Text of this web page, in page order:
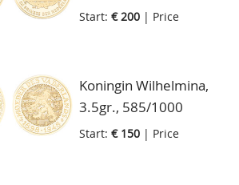
Start: € 200 | Price
Koningin Wilhelmina,
3.5gr., 585/1000
Start: € 150 | Price